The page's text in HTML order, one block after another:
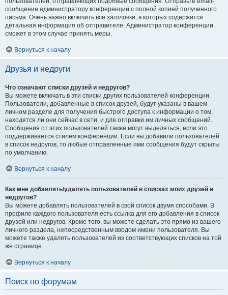
сообщение администратору конференции с полной копией полученного
письма. Очень важно включить все заголовки, в которых содержится
детальная информация об отправителе. Администратор конференции
сможет в этом случае принять меры.
Вернуться к началу
Друзья и недруги
Что означают списки друзей и недругов?
Вы можете включать в эти списки других пользователей конференции.
Пользователи, добавленные в список друзей, будут указаны в вашем
личном разделе для получения быстрого доступа к информации о том,
находятся ли они сейчас в сети, и для отправки им личных сообщений.
Сообщения от этих пользователей также могут выделяться, если это
поддерживается стилем конференции. Если вы добавили пользователей
в список недругов, то любые отправленные ими сообщения будут скрыты
по умолчанию.
Вернуться к началу
Как мне добавлять/удалять пользователей в списках моих друзей и
недругов?
Вы можете добавлять пользователей в свой список двумя способами. В
профиле каждого пользователя есть ссылка для его добавления в список
друзей или недругов. Кроме того, вы можете сделать это прямо из вашего
личного раздела, непосредственным вводом имени пользователя. Вы
можете также удалять пользователей из соответствующих списков на той
же странице.
Вернуться к началу
Поиск по форумам